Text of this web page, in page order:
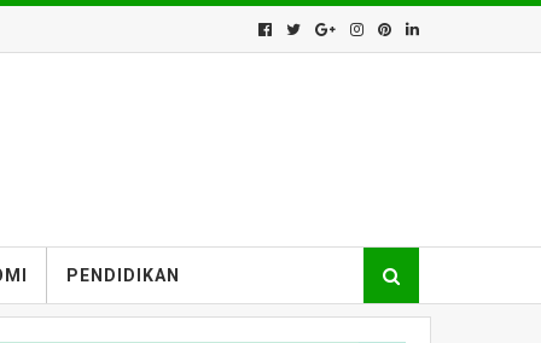
PENDIDIKAN